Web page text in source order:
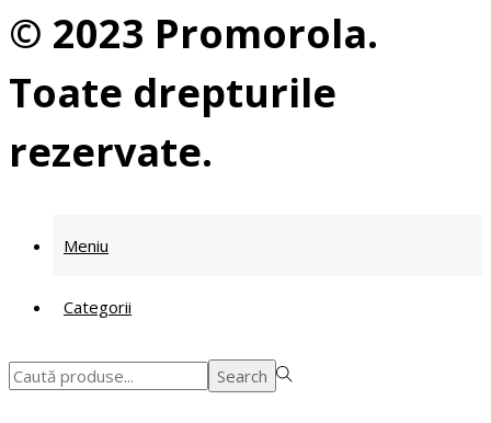
© 2023 Promorola.
Toate drepturile
rezervate.
Meniu
Categorii
Search
Search